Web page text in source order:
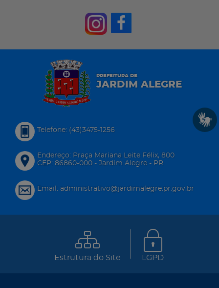
PREFEITURA DE
JARDIM ALEGRE
Telefone: (43)3475-1256
Endereço: Praça Mariana Leite Félix, 800
CEP: 86860-000 - Jardim Alegre - PR
Email: administrativo@jardimalegre.pr.gov.br
Estrutura do Site LGPD